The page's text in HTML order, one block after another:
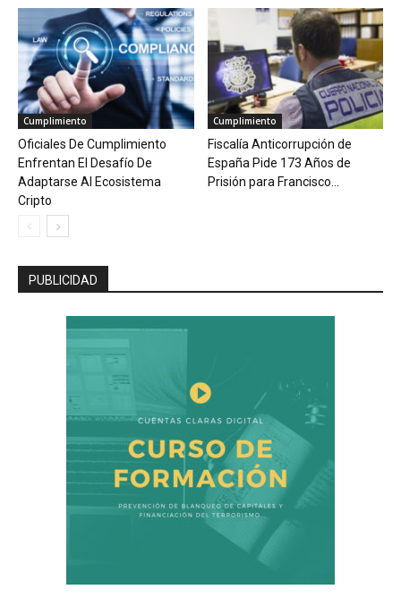
Cumplimiento
Oficiales De Cumplimiento
Enfrentan El Desafío De
Adaptarse Al Ecosistema
Cripto
Cumplimiento
Fiscalía Anticorrupción de
España Pide 173 Años de
Prisión para Francisco...
PUBLICIDAD